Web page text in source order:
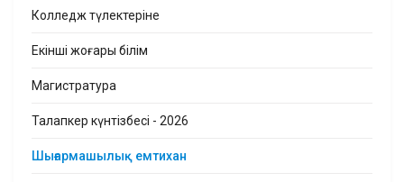
Колледж түлектеріне
Екінші жоғары білім
Магистратура
Талапкер күнтізбесі - 2026
Шығармашылық емтихан